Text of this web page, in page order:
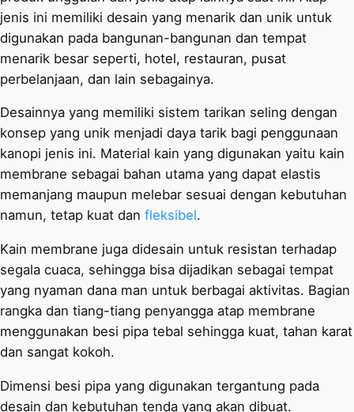
jenis ini memiliki desain yang menarik dan unik untuk
digunakan pada bangunan-bangunan dan tempat
menarik besar seperti, hotel, restauran, pusat
perbelanjaan, dan lain sebagainya.
Desainnya yang memiliki sistem tarikan seling dengan
konsep yang unik menjadi daya tarik bagi penggunaan
kanopi jenis ini. Material kain yang digunakan yaitu kain
membrane sebagai bahan utama yang dapat elastis
memanjang maupun melebar sesuai dengan kebutuhan
namun, tetap kuat dan fleksibel.
Kain membrane juga didesain untuk resistan terhadap
segala cuaca, sehingga bisa dijadikan sebagai tempat
yang nyaman dana man untuk berbagai aktivitas. Bagian
rangka dan tiang-tiang penyangga atap membrane
menggunakan besi pipa tebal sehingga kuat, tahan karat
dan sangat kokoh.
Dimensi besi pipa yang digunakan tergantung pada
desain dan kebutuhan tenda yang akan dibuat.